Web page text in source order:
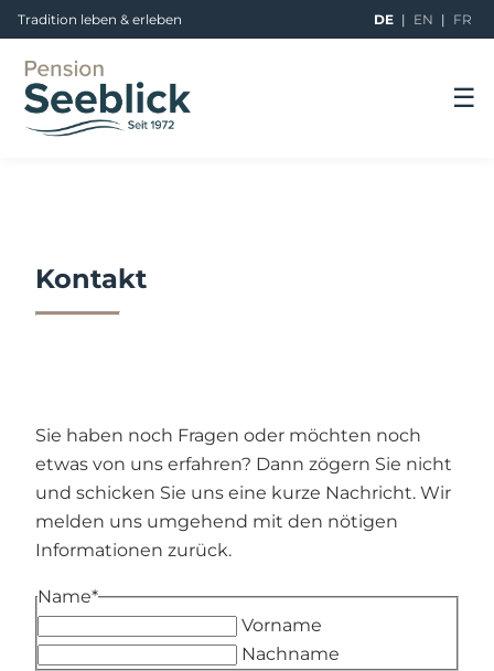
Tradition leben & erleben DE | EN | FR
☰
Kontakt
Sie haben noch Fragen oder möchten noch
etwas von uns erfahren? Dann zögern Sie nicht
und schicken Sie uns eine kurze Nachricht. Wir
melden uns umgehend mit den nötigen
Informationen zurück.
Name*
Vorname
Nachname